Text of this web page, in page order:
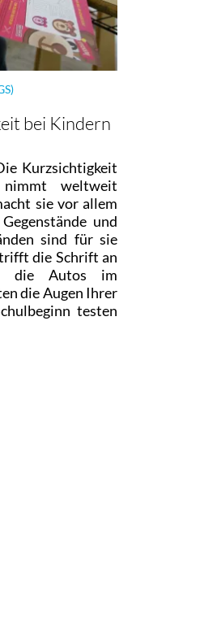
bei Kindern
Kurzsichtigkeit
weltweit
sie vor allem
und
sind für sie
die Schrift an
die Autos im
die Augen Ihrer
testen